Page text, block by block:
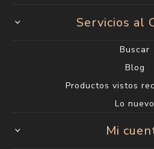
Servicios al
Buscar
Blog
Productos vistos
Lo nuevo
Mi